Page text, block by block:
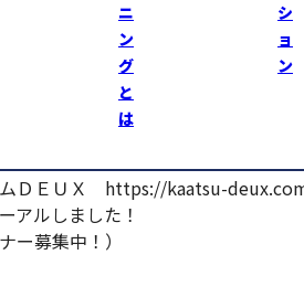
ニ
ン
グ
と
は
シ
ョ
ン
月４日（土）休館日！
ら１８時まで営業しております。
の私の予約はほぼ満員っ！
空きがありますので、興味のある方
トレーニング』来て下さい！
ムＤＥＵＸ https://kaatsu-
アルしました！
ー募集中！）